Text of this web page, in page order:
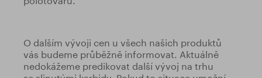
O dalším vývoji cen u všech našich produktů
vás budeme průběžně informovat. Aktuálně
nedokážeme predikovat další vývoj na trhu